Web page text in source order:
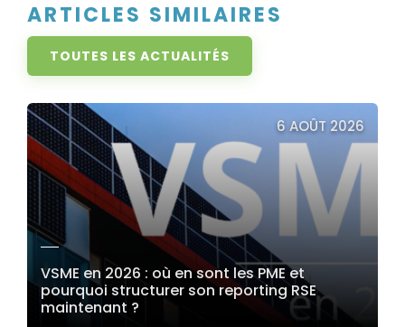
ARTICLES SIMILAIRES
TOUTES LES ACTUALITÉS
6 AOÛT 2026
VSME en 2026 : où en sont les PME et
pourquoi structurer son reporting RSE
maintenant ?